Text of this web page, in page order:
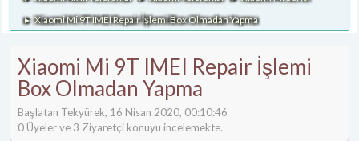
► Xiaomi Mi 9T IMEI Repair İşlemi Box Olmadan Yapma
Xiaomi Mi 9T IMEI Repair İşlemi
Box Olmadan Yapma
Başlatan Tekyürek, 16 Nisan 2020, 00:10:46
0 Üyeler ve 3 Ziyaretçi konuyu incelemekte.